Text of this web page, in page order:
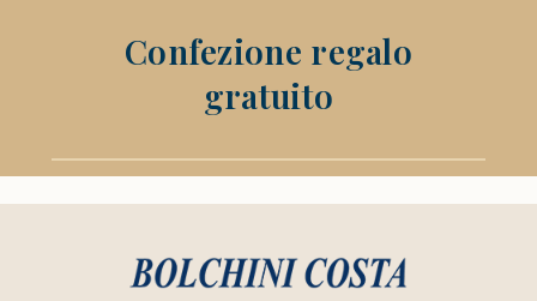
Confezione regalo
gratuito